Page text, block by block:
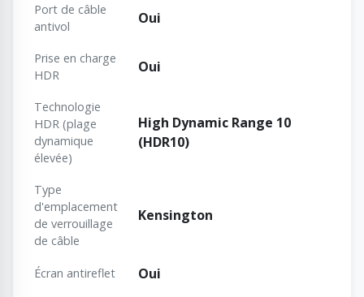
Port de câble
antivol
Oui
Prise en charge
HDR
Oui
Technologie
HDR (plage
dynamique
élevée)
High Dynamic Range 10
(HDR10)
Type
d'emplacement
de verrouillage
de câble
Kensington
Écran antireflet Oui